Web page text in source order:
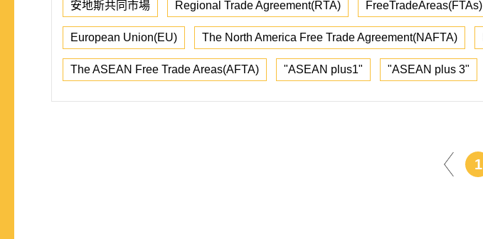
安地斯共同市場 Regional Trade Agreement(RTA) FreeTradeAreas(FTAs)
European Union(EU) The North America Free Trade Agreement(NAFTA)
The ASEAN Free Trade Areas(AFTA) "ASEAN plus1" "ASEAN plus 3"
1